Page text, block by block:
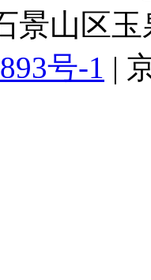
景山区
号-1 |